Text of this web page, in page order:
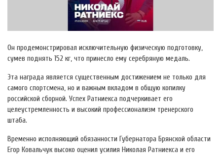
Он продемонстрировал исключительную физическую подготовку,
сумев поднять 152 кг, что принесло ему серебряную медаль.
Эта награда является существенным достижением не только для
самого спортсмена, но и важным вкладом в общую копилку
российской сборной. Успех Ратниекса подчеркивает его
целеустремленность и высокий профессионализм тренерского
штаба.
Временно исполняющий обязанности Губернатора Брянской области
Егор Ковальчук высоко оценил усилия Николая Ратниекса и его